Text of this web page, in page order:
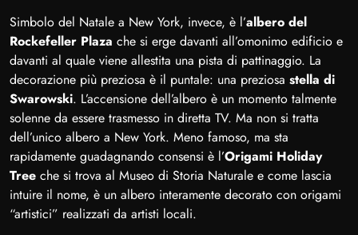
Simbolo del Natale a New York, invece, è l’albero del
Rockefeller Plaza che si erge davanti all’omonimo edificio e
davanti al quale viene allestita una pista di pattinaggio. La
decorazione più preziosa è il puntale: una preziosa stella di
Swarowski. L’accensione dell’albero è un momento talmente
solenne da essere trasmesso in diretta TV. Ma non si tratta
dell’unico albero a New York. Meno famoso, ma sta
rapidamente guadagnando consensi è l’Origami Holiday
Tree che si trova al Museo di Storia Naturale e come lascia
intuire il nome, è un albero interamente decorato con origami
“artistici” realizzati da artisti locali.